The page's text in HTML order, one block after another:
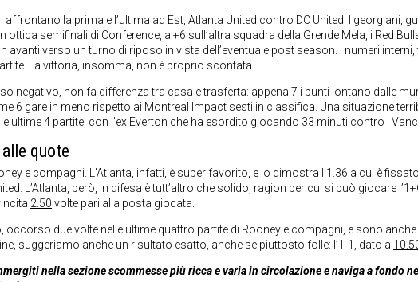
la prima e l’ultima ad Est, Atlanta United contro DC United. I georgiani,
semifinali di Conference, a +6 sull’altra squadra della Grende Mela, i Red
verso un turno di riposo in vista dell’eventuale post season. I numeri
La vittoria, insomma, non è proprio scontata.
negativo, non fa differenza tra casa e trasferta: appena 7 i punti lontano dalle
6 gare in meno rispetto ai Montreal Impact sesti in classifica. Una situazione
ultime 4 partite, con l’ex Everton che ha esordito giocando 33 minuti contro i
quote
e compagni. L’Atlanta, infatti, è super favorito, e lo dimostra l’1.36 a cui è
L’Atlanta, però, in difesa è tutt’altro che solido, ragion per cui si può giocare
2.50 volte pari alla posta giocata.
occorso due volte nelle ultime quattro partite di Rooney e compagni, e sono
suggeriamo anche un risultato esatto, anche se piuttosto folle: l’1-1, dato a
nella sezione scommesse più ricca e varia in circolazione e naviga a fondo